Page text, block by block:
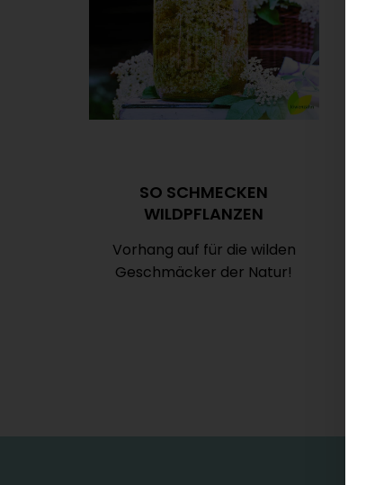
SO SCHMECKEN
WILDPFLANZEN
Vorhang auf für die wilden
Geschmäcker der Natur!